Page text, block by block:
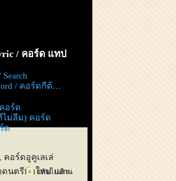
/ คอร์ด แทป
คอร์ดกีต้าร์ ทั้งหมด
อร์ด
ไม่ลืม) คอร์ด
ด
คอร์ดอูคูเลเล่
กดนตรีมือใหม่ และ
กลับไปด้าน